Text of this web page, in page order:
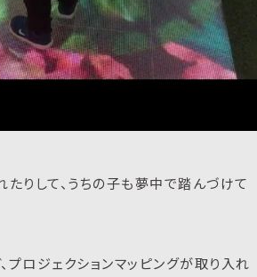
りして、うちの子も夢中で踏んづけて
プロジェクションマッピングが取り入れ